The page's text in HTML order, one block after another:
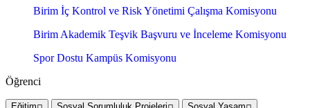
Birim İç Kontrol ve Risk Yönetimi Çalışma Komisyonu
Birim Akademik Teşvik Başvuru ve İnceleme Komisyonu
Spor Dostu Kampüs Komisyonu
Öğrenci